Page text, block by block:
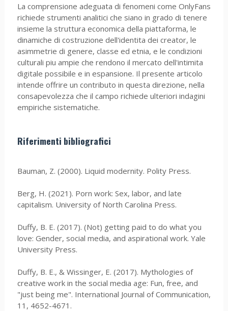
La comprensione adeguata di fenomeni come OnlyFans
richiede strumenti analitici che siano in grado di tenere
insieme la struttura economica della piattaforma, le
dinamiche di costruzione dell'identita dei creator, le
asimmetrie di genere, classe ed etnia, e le condizioni
culturali piu ampie che rendono il mercato dell'intimita
digitale possibile e in espansione. Il presente articolo
intende offrire un contributo in questa direzione, nella
consapevolezza che il campo richiede ulteriori indagini
empiriche sistematiche.
Riferimenti bibliografici
Bauman, Z. (2000). Liquid modernity. Polity Press.
Berg, H. (2021). Porn work: Sex, labor, and late
capitalism. University of North Carolina Press.
Duffy, B. E. (2017). (Not) getting paid to do what you
love: Gender, social media, and aspirational work. Yale
University Press.
Duffy, B. E., & Wissinger, E. (2017). Mythologies of
creative work in the social media age: Fun, free, and
"just being me". International Journal of Communication,
11, 4652-4671.